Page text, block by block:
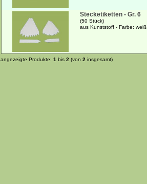
Stecketiketten - Gr. 6
(50 Stück)
aus Kunststoff - Farbe: weiß
angezeigte Produkte: 1 bis 2 (von 2 insgesamt)